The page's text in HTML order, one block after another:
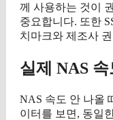
께 사용하는 것이
중요합니다. 또한
치마크와 제조사
실제 NAS
NAS 속도 안 나올
이터를 보면, 동일